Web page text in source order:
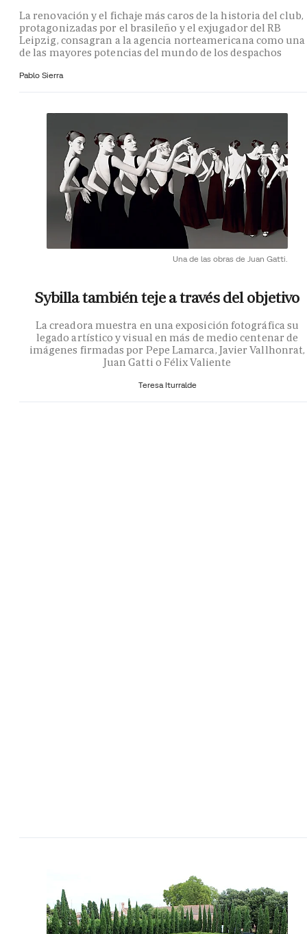
La renovación y el fichaje más caros de la historia del club,
protagonizadas por el brasileño y el exjugador del RB
Leipzig, consagran a la agencia norteamericana como una
de las mayores potencias del mundo de los despachos
Pablo Sierra
Una de las obras de Juan Gatti.
Sybilla también teje a través del objetivo
La creadora muestra en una exposición fotográfica su
legado artístico y visual en más de medio centenar de
imágenes firmadas por Pepe Lamarca, Javier Vallhonrat,
Juan Gatti o Félix Valiente
Teresa Iturralde